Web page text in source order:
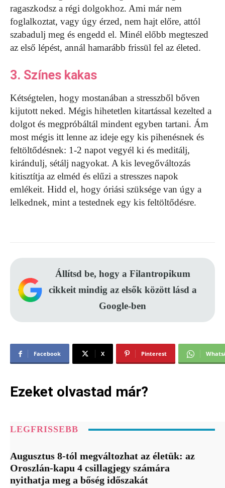
ragaszkodsz a régi dolgokhoz. Ami már nem
foglalkoztat, vagy úgy érzed, nem hajt előre, attól
szabadulj meg és engedd el. Minél előbb megteszed
az első lépést, annál hamarább frissül fel az életed.
3. Színes kakas
Kétségtelen, hogy mostanában a stresszből bőven
kijutott neked. Mégis hihetetlen kitartással kezelted a
dolgot és megpróbáltál mindent egyben tartani. Ám
most mégis itt lenne az ideje egy kis pihenésnek és
feltöltődésnek: 1-2 napot vegyél ki és meditálj,
kirándulj, sétálj nagyokat. A kis levegőváltozás
kitisztítja az elméd és elűzi a stresszes napok
emlékeit. Hidd el, hogy óriási szüksége van úgy a
lelkednek, mint a testednek egy kis feltöltődésre.
Állítsd be, hogy a Filantropikum
cikkeit mindig az elsők között lásd a
Google-ben
Facebook X Pinterest
Ezeket olvastad már?
LEGFRISSEBB
Augusztus 8-tól megváltozhat az életük: az
Oroszlán-kapu 4 csillagjegy számára
nyithatja meg a bőség időszakát